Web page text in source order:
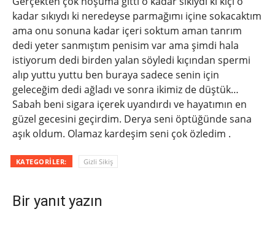
kadar sıkıydı ki neredeyse parmağımı içine sokacaktım
ama onu sonuna kadar içeri soktum aman tanrım
dedi yeter sanmıştım penisim var ama şimdi hala
istiyorum dedi birden yalan söyledi kıçından spermi
alıp yuttu yuttu ben buraya sadece senin için
geleceğim dedi ağladı ve sonra ikimiz de düştük…
Sabah beni sigara içerek uyandırdı ve hayatımın en
güzel gecesini geçirdim. Derya seni öptüğünde sana
aşık oldum. Olamaz kardeşim seni çok özledim .
KATEGORILER: Gizli Sikiş
Bir yanıt yazın